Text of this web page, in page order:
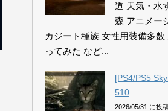
道 天気・水
森 アニメー
カジート種族 女性用装備多数
ってみた など...
[PS4/PS5
510
2026/05/31 に投